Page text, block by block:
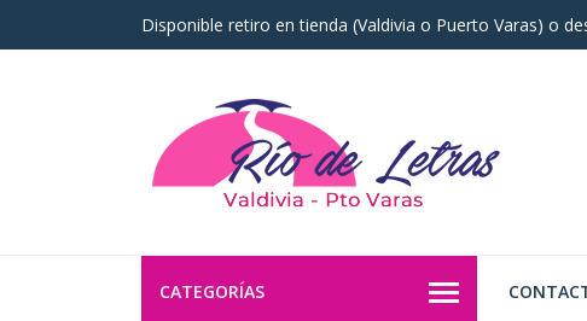
Disponible retiro en tienda (Valdivia o Puerto Varas) o
CATEGORÍAS